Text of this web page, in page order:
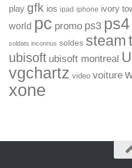
play gfk ios ipad iphone ivory
world pc promo ps3 ps4
soldats inconnus soldes steam
ubisoft ubisoft montreal
vgchartz video voiture
xone